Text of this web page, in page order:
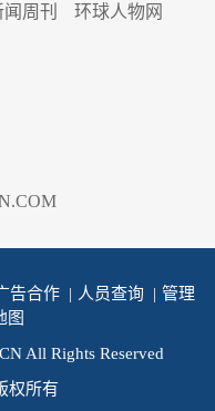
周刊 环球人物网
告合作 | 人员查询 | 管理
图
All Rights Reserved
权所有